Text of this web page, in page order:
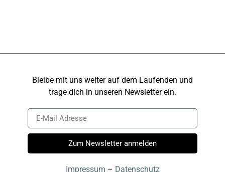
Bleibe mit uns weiter auf dem Laufenden und
trage dich in unseren Newsletter ein.
Zum Newsletter anmelden
Impressum – Datenschutz